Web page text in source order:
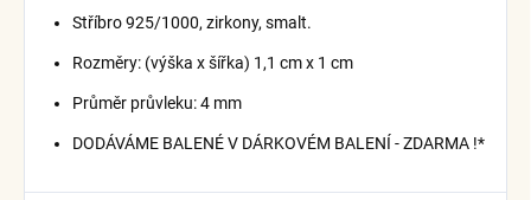
Stříbro 925/1000, zirkony, smalt.
Rozměry: (výška x šířka) 1,1 cm x 1 cm
Průměr průvleku: 4 mm
DODÁVÁME BALENÉ V DÁRKOVÉM BALENÍ - ZDARMA !*